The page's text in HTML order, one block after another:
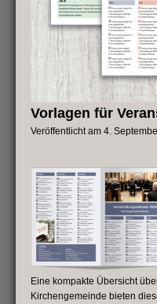
Vorlagen für
Veröffentlicht am 4.
Eine kompakte Übersicht
Kirchengemeinde bieten